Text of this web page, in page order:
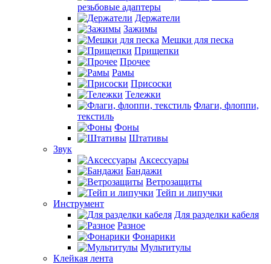
резьбовые адаптеры
Держатели
Зажимы
Мешки для песка
Прищепки
Прочее
Рамы
Присоски
Тележки
Флаги, флоппи,
текстиль
Фоны
Штативы
Звук
Аксессуары
Бандажи
Ветрозащиты
Тейп и липучки
Инструмент
Для разделки кабеля
Разное
Фонарики
Мультитулы
Клейкая лента